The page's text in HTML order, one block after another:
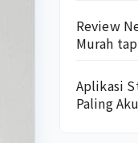
Review
Murah
Aplikasi
Paling